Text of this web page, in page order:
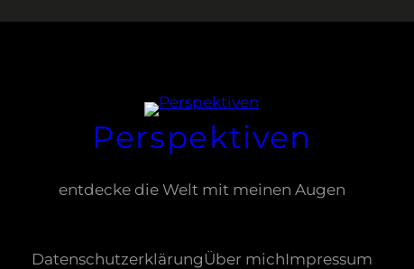
Perspektiven
entdecke die Welt mit meinen Augen
DatenschutzerklärungÜber michImpressum